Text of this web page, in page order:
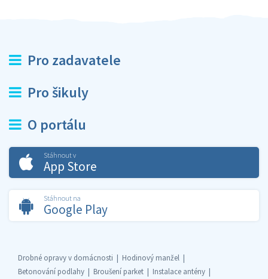
Pro zadavatele
Pro šikuly
O portálu
Stáhnout v
App Store
Stáhnout na
Google Play
Drobné opravy v domácnosti
Hodinový manžel
Betonování podlahy
Broušení parket Instalace antény